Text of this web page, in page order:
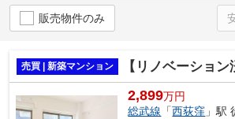
販売物件のみ
売買 | 新築マンション 【リノベーション済】西荻ニュー
2,899万円
総武線 「西荻窪 」駅